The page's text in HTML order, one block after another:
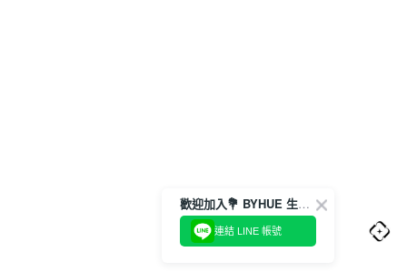
歡迎加入💐 BYHUE 生活圈
連結 LINE 帳號